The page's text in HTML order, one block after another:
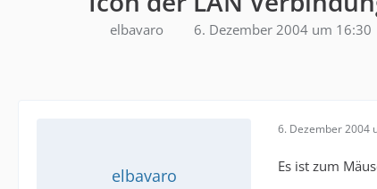
elbavaro 6. Dezember 2004 um 16:30
elbavaro
6. Dezember 2004
Es ist zum